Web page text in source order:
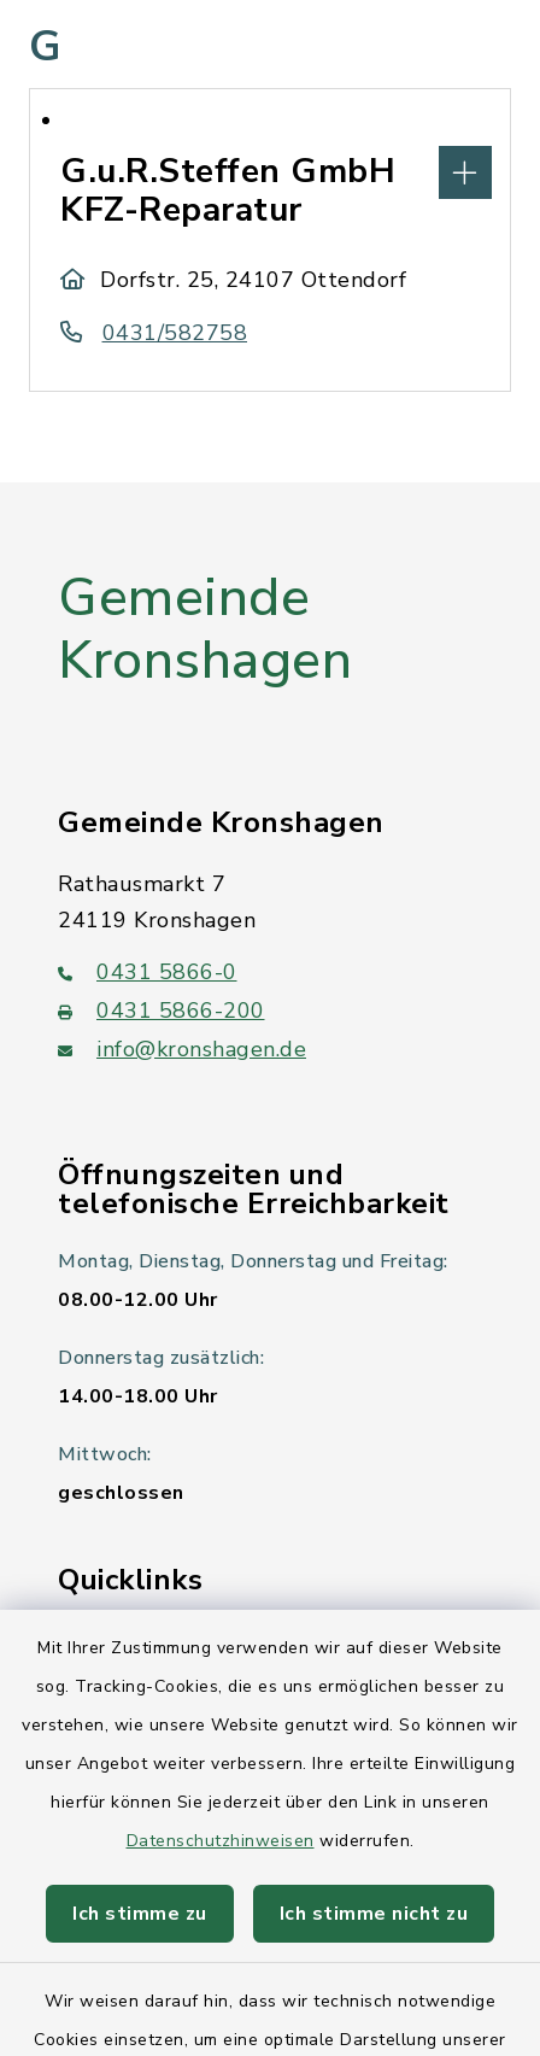
Mit Ihrer Zustimmung verwenden wir auf dieser Website
sog. Tracking-Cookies, die es uns ermöglichen besser zu
verstehen, wie unsere Website genutzt wird. So können wir
unser Angebot weiter verbessern. Ihre erteilte Einwilligung
hierfür können Sie jederzeit über den Link in unseren
Datenschutzhinweisen widerrufen.
Ich stimme zu Ich stimme nicht zu
Wir weisen darauf hin, dass wir technisch notwendige
Cookies einsetzen, um eine optimale Darstellung unserer
G
G.u.R.Steffen GmbH
KFZ-Reparatur
Dorfstr. 25, 24107 Ottendorf
0431/582758
Gemeinde
Kronshagen
Gemeinde Kronshagen
Rathausmarkt 7
24119 Kronshagen
0431 5866-0
0431 5866-200
info@kronshagen.de
Öffnungszeiten und
telefonische Erreichbarkeit
Montag, Dienstag, Donnerstag und Freitag:
08.00-12.00 Uhr
Donnerstag zusätzlich:
14.00-18.00 Uhr
Mittwoch:
geschlossen
Quicklinks
Ihre Behördennummer 115
Landesregierung Schleswig-Holstein
AktivRegion Mittelholstein
Anfahrt